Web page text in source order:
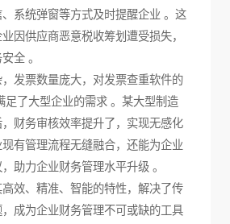
系统弹窗等方式及时提醒企业 。这
因供应商恶意税收筹划遭受损失，
全 。
发票数量庞大，对发票查重软件的
足了大型企业的需求 。某大型制造
财务审核效率提升了，实现无感化
有管理流程无缝融合，还能为企业
助力企业财务管理水平升级 。
效、精准、智能的特性，解决了传
成为企业财务管理不可或缺的工具